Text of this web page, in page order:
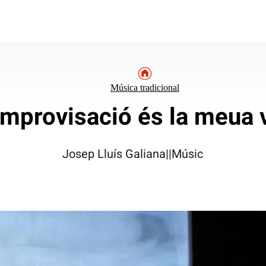
Música tradicional
és la meua
Josep Lluís Galiana||Músic